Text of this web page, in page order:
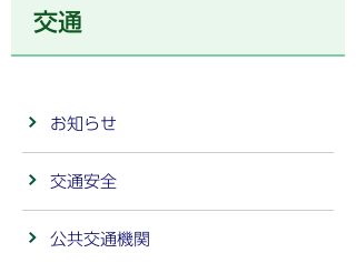
交通
お知らせ
交通安全
公共交通機関